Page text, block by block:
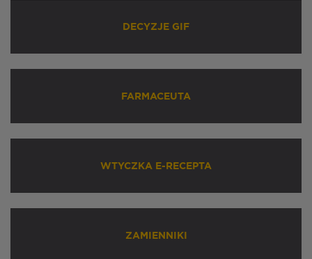
DECYZJE GIF
FARMACEUTA
WTYCZKA E-RECEPTA
ZAMIENNIKI